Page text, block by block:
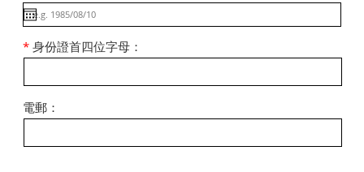
* 身份證首四位字母：
電郵：